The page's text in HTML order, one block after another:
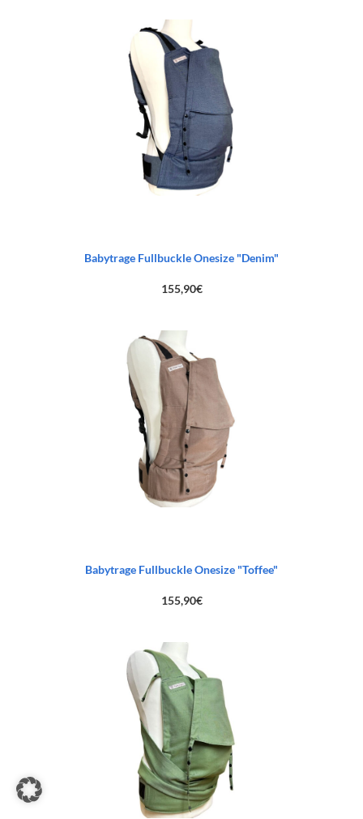
Babytrage Fullbuckle Onesize "Denim"
155,90€
Babytrage Fullbuckle Onesize "Toffee"
155,90€